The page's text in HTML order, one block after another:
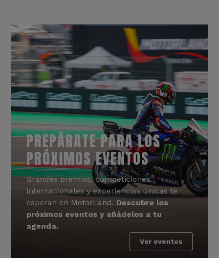
PREPÁRATE PARA LOS
PRÓXIMOS EVENTOS
Grandes premios, competiciones
internacionales y experiencias únicas te
esperan en MotorLand. Descubre los
próximos eventos y añádelos a tu
agenda.
Ver eventos